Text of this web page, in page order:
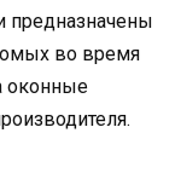
предназначены
во время
оконные